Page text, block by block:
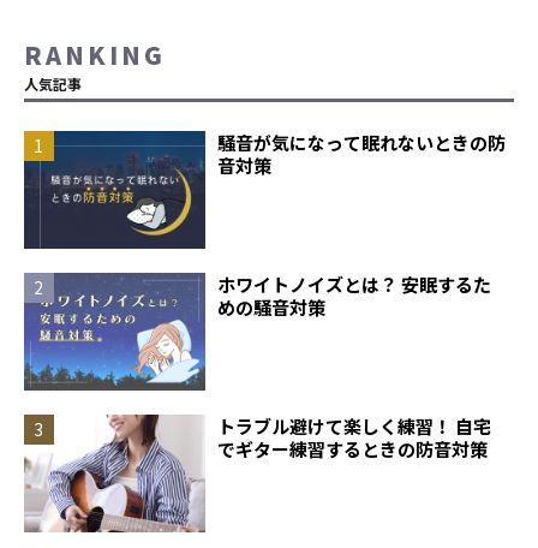
RANKING
人気記事
騒音が気になって眠れないときの防
音対策
ホワイトノイズとは？ 安眠するた
めの騒音対策
トラブル避けて楽しく練習！ 自宅
でギター練習するときの防音対策